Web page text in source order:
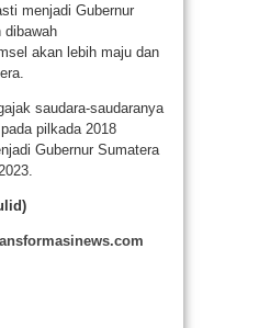
menjadi Gubernur
dibawah
akan lebih maju dan
saudara-saudaranya
pilkada 2018
Gubernur Sumatera